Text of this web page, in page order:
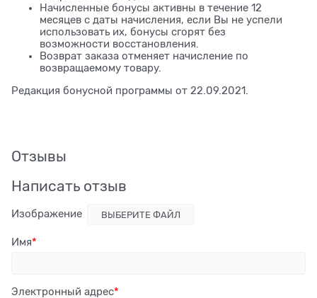
Начисленные бонусы активны в течение 12
месяцев с даты начисления, если Вы не успели
использовать их, бонусы сгорят без
возможности восстановления.
Возврат заказа отменяет начисление по
возвращаемому товару.
Редакция бонусной программы от 22.09.2021.
Отзывы
Написать отзыв
Изображение ВЫБЕРИТЕ ФАЙЛ
Имя
Электронный адрес